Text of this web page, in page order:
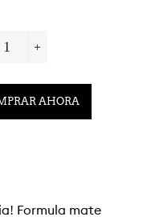
AHORA
Fórmula mate